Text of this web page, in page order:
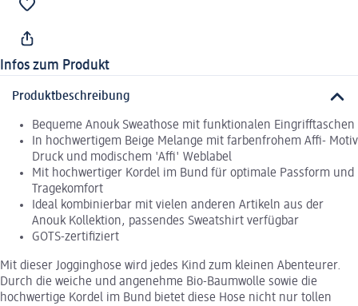
Infos zum Produkt
Produktbeschreibung
Bequeme Anouk Sweathose mit funktionalen Eingrifftaschen
In hochwertigem Beige Melange mit farbenfrohem Affi- Motiv
Druck und modischem 'Affi' Weblabel
Mit hochwertiger Kordel im Bund für optimale Passform und
Tragekomfort
Ideal kombinierbar mit vielen anderen Artikeln aus der
Anouk Kollektion, passendes Sweatshirt verfügbar
GOTS-zertifiziert
Mit dieser Jogginghose wird jedes Kind zum kleinen Abenteurer.
Durch die weiche und angenehme Bio-Baumwolle sowie die
hochwertige Kordel im Bund bietet diese Hose nicht nur tollen